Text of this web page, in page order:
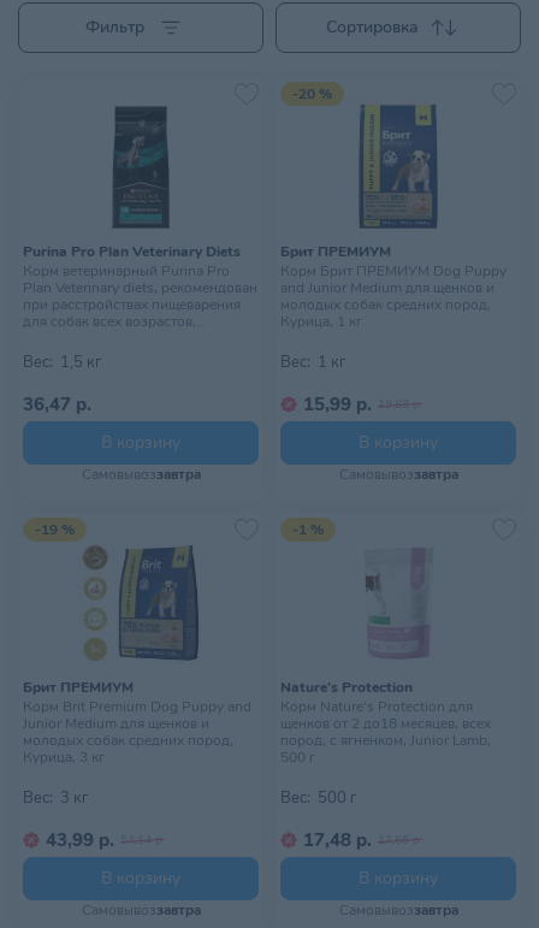
Фильтр Сортировка
Purina Pro Plan Veterinary Diets
Корм ветеринарный Purina Pro
Plan Veterinary diets, рекомендован
при расстройствах пищеварения
для собак всех возрастов,
Вес: 1,5 кг
36,47 р.
В корзину
Самовывоззавтра
-20 %
Брит ПРЕМИУМ
Корм Брит ПРЕМИУМ Dog Puppy
and Junior Medium для щенков и
молодых собак средних пород,
Курица, 1 кг
Вес: 1 кг
15,99 р. 19,88 р.
В корзину
Самовывоззавтра
-19 %
Брит ПРЕМИУМ
Корм Brit Premium Dog Puppy and
Junior Medium для щенков и
молодых собак средних пород,
Курица, 3 кг
Вес: 3 кг
43,99 р. 54,14 р.
В корзину
Самовывоззавтра
-1 %
Nature's Protection
Корм Nature's Protection для
щенков от 2 до18 месяцев, всех
пород, с ягненком, Junior Lamb,
500 г
Вес: 500 г
17,48 р. 17,66 р.
В корзину
Самовывоззавтра